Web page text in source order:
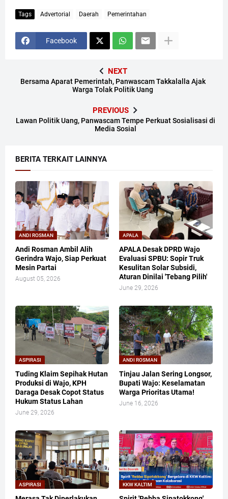
Tags Advertorial Daerah Pemerintahan
Facebook
NEXT
Bersama Aparat Pemerintah, Panwascam Takkalalla Ajak
Warga Tolak Politik Uang
PREVIOUS
Lawan Politik Uang, Panwascam Tempe Perkuat Sosialisasi di
Media Sosial
BERITA TERKAIT LAINNYA
ANDI ROSMAN
Andi Rosman Ambil Alih
Gerindra Wajo, Siap Perkuat
Mesin Partai
August 05, 2026
APALA
APALA Desak DPRD Wajo
Evaluasi SPBU: Sopir Truk
Kesulitan Solar Subsidi,
Aturan Dinilai 'Tebang Pilih'
June 29, 2026
ASPIRASI
Tuding Klaim Sepihak Hutan
Produksi di Wajo, KPH
Daraga Desak Copot Status
Hukum Status Lahan
June 29, 2026
ANDI ROSMAN
Tinjau Jalan Sering Longsor,
Bupati Wajo: Keselamatan
Warga Prioritas Utama!
June 16, 2026
ASPIRASI KKW KALTIM